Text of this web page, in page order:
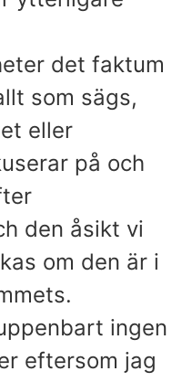
det faktum
som sägs,
eller
på och
den åsikt vi
om den är i
ingen
eftersom jag